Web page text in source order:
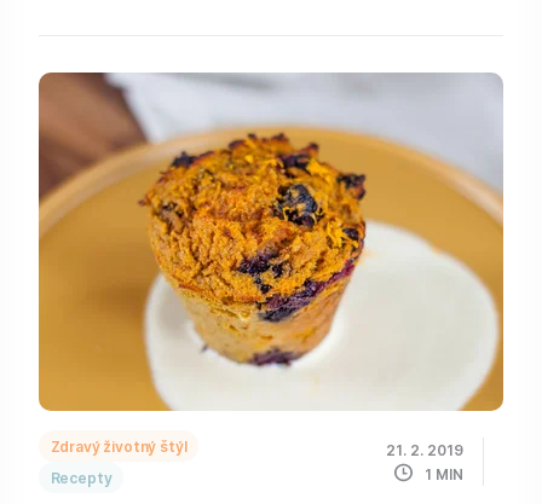
Zdravý životný štýl
Recepty
21. 2. 2019
1 MIN